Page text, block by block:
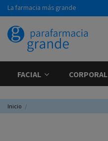
La farmacia más grande
FACIAL CORPORAL
Inicio